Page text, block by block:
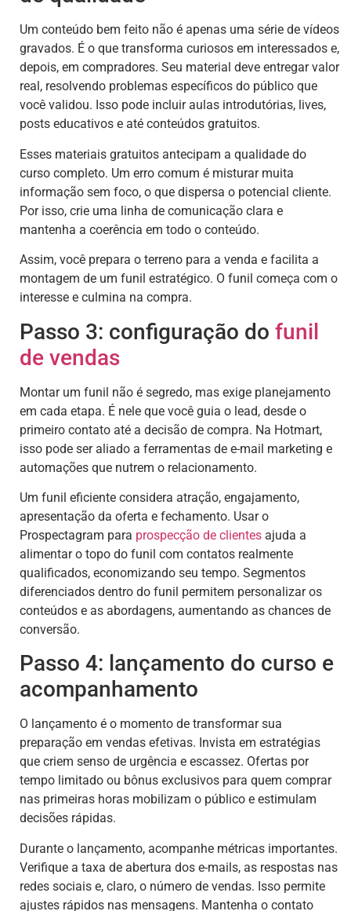
Um conteúdo bem feito não é apenas uma série de vídeos
gravados. É o que transforma curiosos em interessados e,
depois, em compradores. Seu material deve entregar valor
real, resolvendo problemas específicos do público que
você validou. Isso pode incluir aulas introdutórias, lives,
posts educativos e até conteúdos gratuitos.
Esses materiais gratuitos antecipam a qualidade do
curso completo. Um erro comum é misturar muita
informação sem foco, o que dispersa o potencial cliente.
Por isso, crie uma linha de comunicação clara e
mantenha a coerência em todo o conteúdo.
Assim, você prepara o terreno para a venda e facilita a
montagem de um funil estratégico. O funil começa com o
interesse e culmina na compra.
Passo 3: configuração do funil
de vendas
Montar um funil não é segredo, mas exige planejamento
em cada etapa. É nele que você guia o lead, desde o
primeiro contato até a decisão de compra. Na Hotmart,
isso pode ser aliado a ferramentas de e-mail marketing e
automações que nutrem o relacionamento.
Um funil eficiente considera atração, engajamento,
apresentação da oferta e fechamento. Usar o
Prospectagram para prospecção de clientes ajuda a
alimentar o topo do funil com contatos realmente
qualificados, economizando seu tempo. Segmentos
diferenciados dentro do funil permitem personalizar os
conteúdos e as abordagens, aumentando as chances de
conversão.
Passo 4: lançamento do curso e
acompanhamento
O lançamento é o momento de transformar sua
preparação em vendas efetivas. Invista em estratégias
que criem senso de urgência e escassez. Ofertas por
tempo limitado ou bônus exclusivos para quem comprar
nas primeiras horas mobilizam o público e estimulam
decisões rápidas.
Durante o lançamento, acompanhe métricas importantes.
Verifique a taxa de abertura dos e-mails, as respostas nas
redes sociais e, claro, o número de vendas. Isso permite
ajustes rápidos nas mensagens. Mantenha o contato